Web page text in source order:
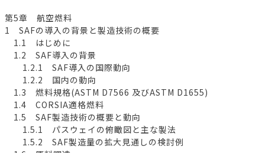
第5章 航空燃料
1 SAFの導入の背景と製造技術の概要
1.1 はじめに
1.2 SAF導入の背景
1.2.1 SAF導入の国際動向
1.2.2 国内の動向
1.3 燃料規格(ASTM D7566 及びASTM D1655)
1.4 CORSIA適格燃料
1.5 SAF製造技術の概要と動向
1.5.1 パスウェイの俯瞰図と主な製法
1.5.2 SAF製造量の拡大見通しの検討例